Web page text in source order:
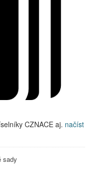
CZNACE aj. načíst
sady